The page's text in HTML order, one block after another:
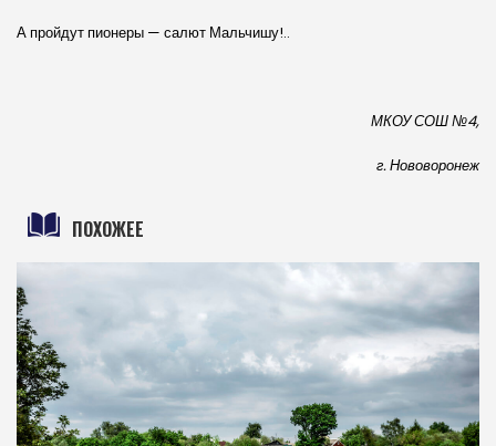
А пройдут пионеры — салют Мальчишу!..
МКОУ СОШ №4,
г. Нововоронеж
ПОХОЖЕЕ